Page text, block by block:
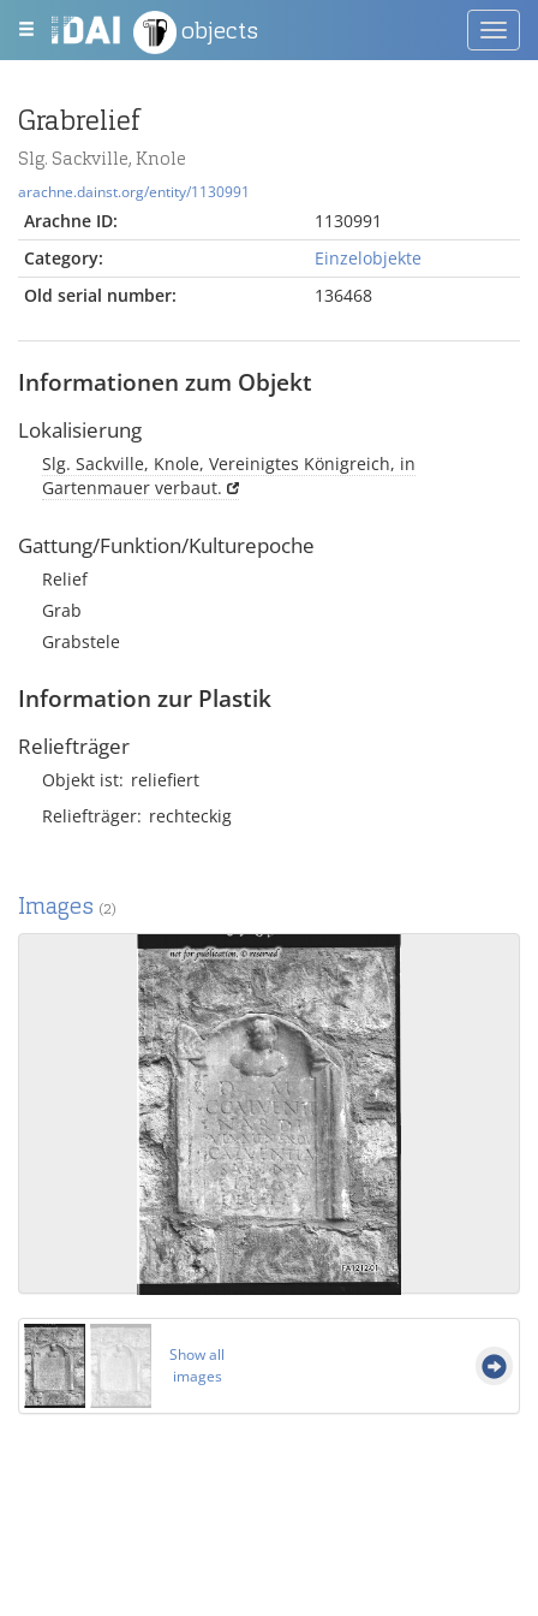
objects
Grabrelief
Slg. Sackville, Knole
arachne.dainst.org/entity/1130991
Arachne ID:
1130991
Category:
Einzelobjekte
Old serial number:
136468
Informationen zum Objekt
Lokalisierung
Slg. Sackville, Knole, Vereinigtes Königreich, in
Gartenmauer verbaut.
Gattung/Funktion/Kulturepoche
Relief
Grab
Grabstele
Information zur Plastik
Reliefträger
Objekt ist reliefiert
Reliefträger rechteckig
Images (2)
Show all
images